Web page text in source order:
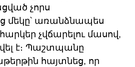
չորս
մեկը՝ առանձնապես
չվճարելու մասով,
է։ Պաշտպանը
հայտնեց, որ